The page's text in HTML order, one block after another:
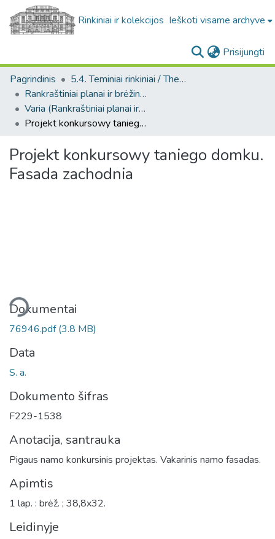
Rinkiniai ir kolekcijos Ieškoti visame archyve
Prisijungti
Pagrindinis
5.4. Teminiai rinkiniai / Thematic collections
Rankraštiniai planai ir brėžiniai. F229
Varia (Rankraštiniai planai ir brėžiniai. F229)
Projekt konkursowy taniego domku. Fasada zachodnia
Projekt konkursowy taniego domku.
Fasada zachodnia
Dokumentai
76946.pdf(3.8 MB)
Data
S. a.
Dokumento šifras
F229-1538
Anotacija, santrauka
Pigaus namo konkursinis projektas. Vakarinis namo fasadas.
Apimtis
1 lap. : brėž. ; 38,8x32.
Leidinyje